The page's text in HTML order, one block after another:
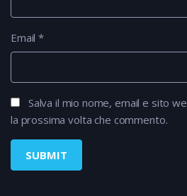
Email*
Salva il mio nome, email e sito
la prossima volta che commento.